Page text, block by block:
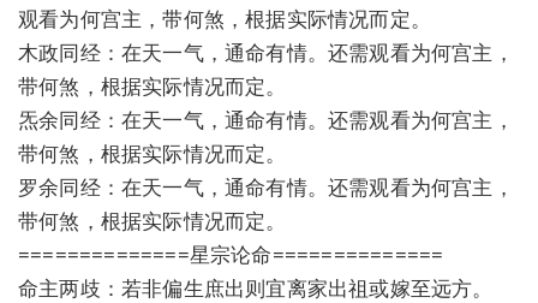
观看为何宫主，带何煞，根据实际情况而定。
木政同经：在天一气，通命有情。还需观看为何宫主，
带何煞，根据实际情况而定。
炁余同经：在天一气，通命有情。还需观看为何宫主，
带何煞，根据实际情况而定。
罗余同经：在天一气，通命有情。还需观看为何宫主，
带何煞，根据实际情况而定。
==============星宗论命==============
命主两歧：若非偏生庶出则宜离家出祖或嫁至远方。